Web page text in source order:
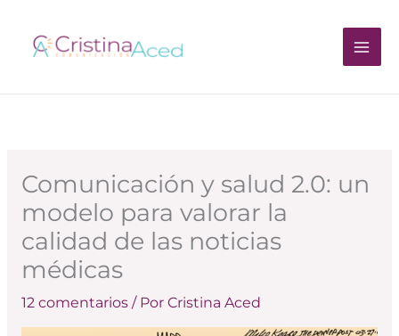
contenido
Comunicación y salud 2.0: un
modelo para valorar la
calidad de las noticias
médicas
12 comentarios / Por Cristina Aced